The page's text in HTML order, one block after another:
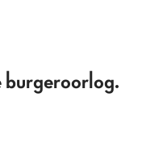
burgeroorlog.